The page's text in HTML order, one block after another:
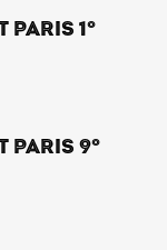
PARIS 1°
PARIS 9°